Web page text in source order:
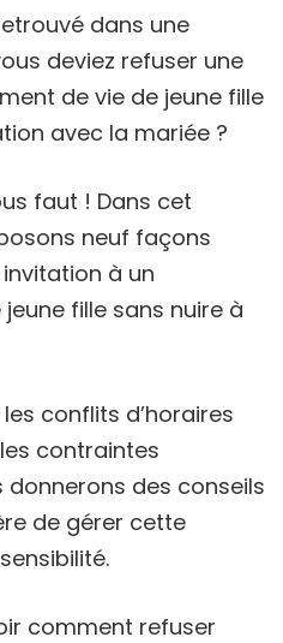
dans une
deviez refuser une
de vie de jeune fille
avec la mariée ?
faut ! Dans cet
neuf façons
à un
fille sans nuire à
les conflits d’horaires
contraintes
donnerons des conseils
de gérer cette
comment refuser